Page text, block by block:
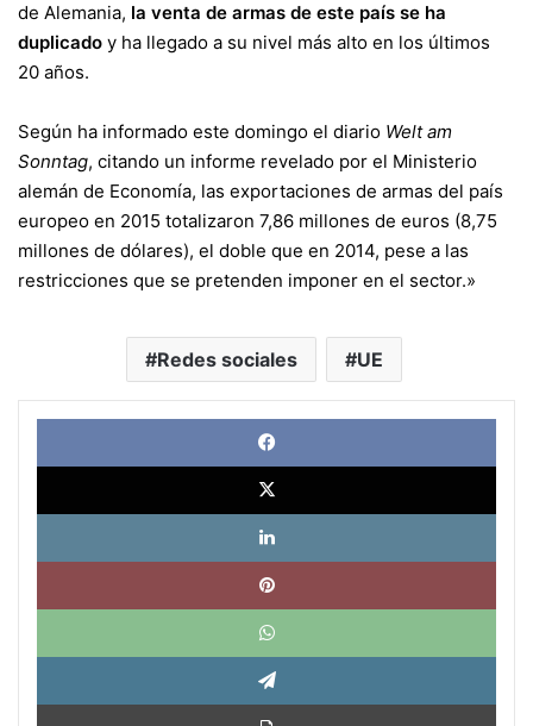
de Alemania, la venta de armas de este país se ha
duplicado y ha llegado a su nivel más alto en los últimos
20 años.
Según ha informado este domingo el diario Welt am
Sonntag, citando un informe revelado por el Ministerio
alemán de Economía, las exportaciones de armas del país
europeo en 2015 totalizaron 7,86 millones de euros (8,75
millones de dólares), el doble que en 2014, pese a las
restricciones que se pretenden imponer en el sector.»
Redes sociales UE
X